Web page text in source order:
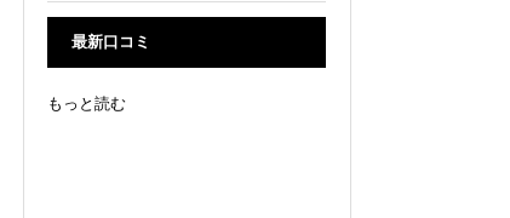
最新口コミ
もっと読む